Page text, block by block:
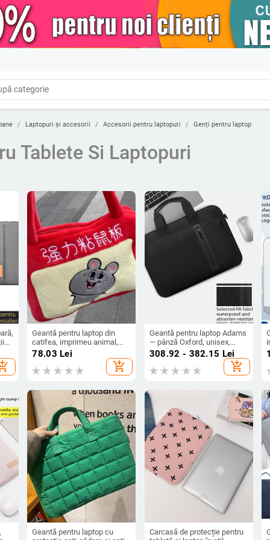
Laptopuri și accesorii Accesorii pentru laptopuri Genți pentru laptop
Tablete Si Laptopuri
Geantă pentru laptop din
catifea, imprimeu animal,
capacitate mare, unisex, stil
street fashion, respirabilă,
ultraușoară
78.03 Lei
add_shopping_cart
Geantă pentru laptop Adams
— pânză Oxford, unisex,
marcă privată autorizată,
308.92 - 382.15 Lei
add_shopping_cart
Geantă pentru laptop cu
Carcasă de protecție pentru